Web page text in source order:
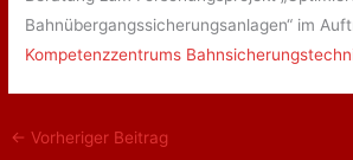
Bahnübergangssicherungsanlagen“ im
Kompetenzzentrums
← Vorheriger Beitrag